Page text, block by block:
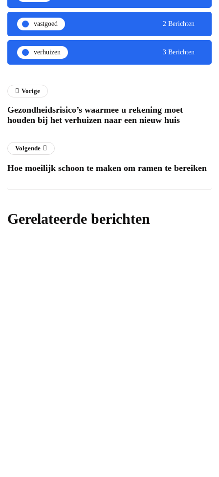
vastgoed 2 Berichten
verhuizen 3 Berichten
Vorige
Gezondheidsrisico’s waarmee u rekening moet
houden bij het verhuizen naar een nieuw huis
Volgende
Hoe moeilijk schoon te maken om ramen te bereiken
Gerelateerde berichten